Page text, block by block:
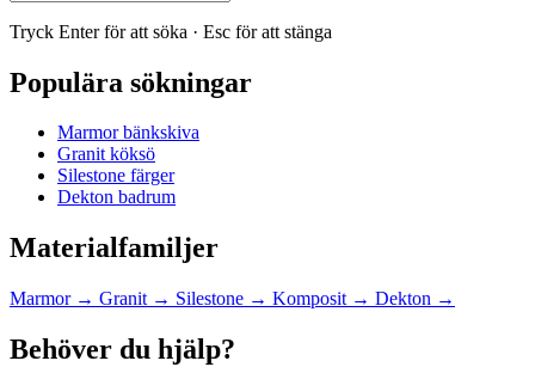
Tryck Enter för att söka · Esc för att stänga
Populära sökningar
Marmor bänkskiva
Granit köksö
Silestone färger
Dekton badrum
Materialfamiljer
Marmor → Granit → Silestone → Komposit → Dekton →
Behöver du hjälp?